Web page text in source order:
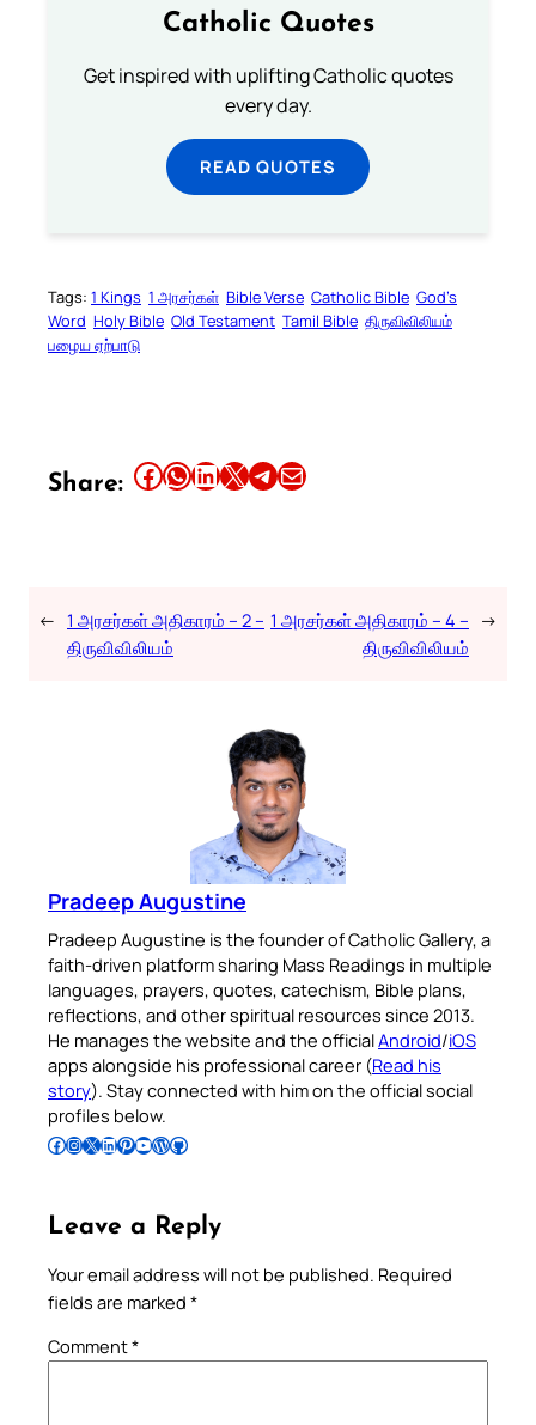
Catholic Quotes
Get inspired with uplifting Catholic quotes
every day.
READ QUOTES
Tags: 1 Kings 1 அரசர்கள் Bible Verse Catholic Bible God’s
Word Holy Bible Old Testament Tamil Bible திருவிவிலியம்
பழைய ஏற்பாடு
Share: Share this article on Facebook Share this article on WhatsApp Share this article on LinkedIn Share this article on X Share this article on TelegramEmail this Article
← 1 அரசர்கள் அதிகாரம் – 2 –
திருவிவிலியம்
1 அரசர்கள் அதிகாரம் – 4 –
திருவிவிலியம்
→
Pradeep Augustine
Pradeep Augustine is the founder of Catholic Gallery, a
faith-driven platform sharing Mass Readings in multiple
languages, prayers, quotes, catechism, Bible plans,
reflections, and other spiritual resources since 2013.
He manages the website and the officialAndroid/iOS
apps alongside his professional career (Read his
story). Stay connected with him on the official social
profiles below.
Follow Pradeep on Facebook Follow Pradeep on InstagramFollow Pradeep on X Follow Pradeep on LinkedIn Follow Pradeep on Pinterest Subscribe to Pradeep’s Youtube Channel Follow Pradeep on WordPress Follow Pradeep on GitHub
Leave a Reply
Your email address will not be published. Required
fields are marked *
Comment*